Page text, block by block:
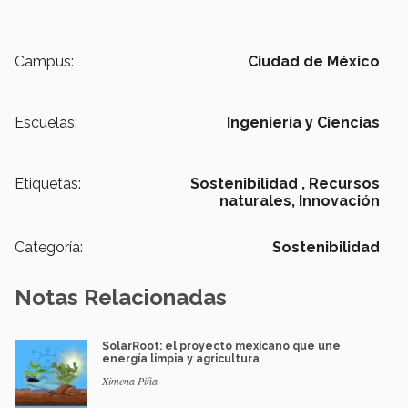
Campus: Ciudad de México
Escuelas: Ingeniería y Ciencias
Etiquetas: Sostenibilidad , Recursos
naturales, Innovación
Categoría: Sostenibilidad
Notas Relacionadas
SolarRoot: el proyecto mexicano que une
energía limpia y agricultura
Ximena Piña